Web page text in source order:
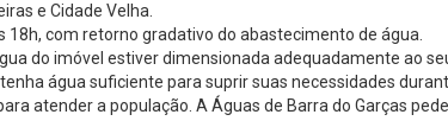
e Cidade Velha.
com retorno gradativo do abastecimento de água.
do imóvel estiver dimensionada adequadamente
água suficiente para suprir suas necessidades
atender a população. A Águas de Barra do Garças